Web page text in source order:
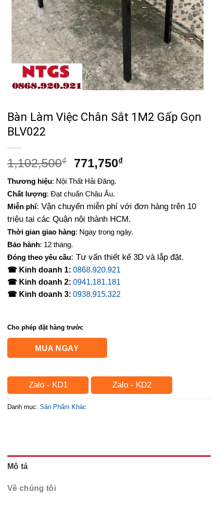
Bàn Làm Việc Chân Sắt 1M2 Gấp Gọn
BLV022
1,102,500₫
Giá
là:
1,102,500₫.
771,750₫Giá
771,750₫.
Thương hiệu: Nội Thất Hải Đăng.
Chất lượng: Đạt chuẩn Châu Âu.
Miễn phí: Vận chuyển miễn phí với đơn hàng trên 10
triệu tại các Quận nội thành HCM.
Thời gian giao hàng: Ngay trong ngày.
Bảo hành: 12 tháng.
Đóng theo yêu cầu: Tư vấn thiết kế 3D và lắp đặt.
☎ Kinh doanh 1: 0868.920.921
☎ Kinh doanh 2: 0941.181.181
☎ Kinh doanh 3: 0938.915.322
Cho phép đặt hàng trước
MUA NGAY
Zalo - KD1 Zalo - KD2
Danh mục: Sản Phẩm Khác
Mô tả
Về chúng tôi